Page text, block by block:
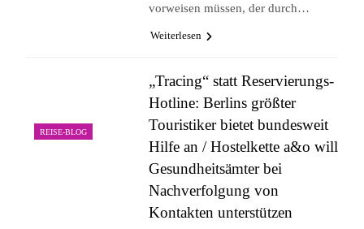
vorweisen müssen, der durch…
Weiterlesen
REISE-BLOG
„Tracing“ statt Reservierungs-
Hotline: Berlins größter
Touristiker bietet bundesweit
Hilfe an / Hostelkette a&o will
Gesundheitsämter bei
Nachverfolgung von
Kontakten unterstützen